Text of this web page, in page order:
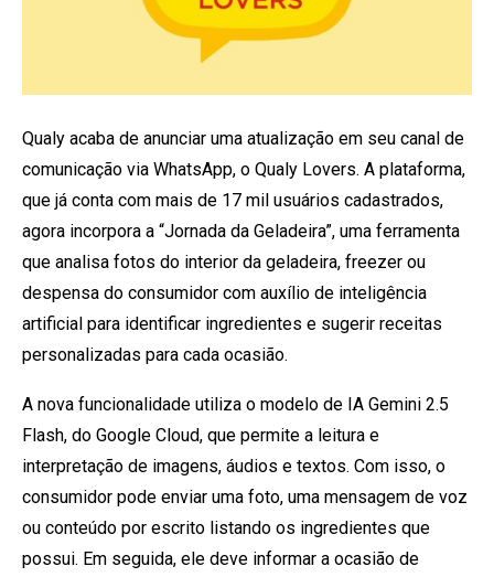
Qualy acaba de anunciar uma atualização em seu canal de
comunicação via WhatsApp, o Qualy Lovers. A plataforma,
que já conta com mais de 17 mil usuários cadastrados,
agora incorpora a “Jornada da Geladeira”, uma ferramenta
que analisa fotos do interior da geladeira, freezer ou
despensa do consumidor com auxílio de inteligência
artificial para identificar ingredientes e sugerir receitas
personalizadas para cada ocasião.
A nova funcionalidade utiliza o modelo de IA Gemini 2.5
Flash, do Google Cloud, que permite a leitura e
interpretação de imagens, áudios e textos. Com isso, o
consumidor pode enviar uma foto, uma mensagem de voz
ou conteúdo por escrito listando os ingredientes que
possui. Em seguida, ele deve informar a ocasião de